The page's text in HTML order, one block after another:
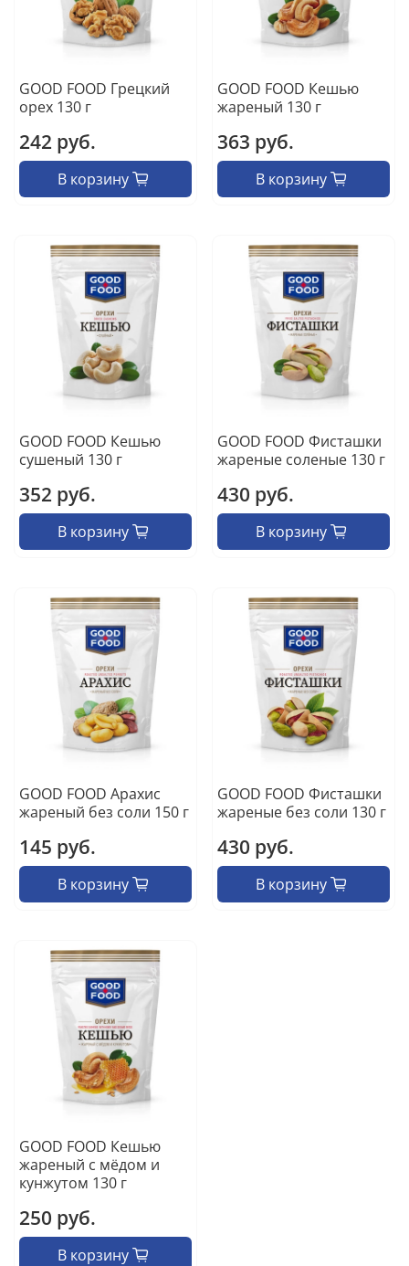
GOOD FOOD Грецкий
орех 130 г
242 руб.
В корзину
GOOD FOOD Кешью
жареный 130 г
363 руб.
В корзину
GOOD FOOD Кешью
сушеный 130 г
352 руб.
В корзину
GOOD FOOD Фисташки
жареные соленые 130 г
430 руб.
В корзину
GOOD FOOD Арахис
жареный без соли 150 г
145 руб.
В корзину
GOOD FOOD Фисташки
жареные без соли 130 г
430 руб.
В корзину
GOOD FOOD Кешью
жареный с мёдом и
кунжутом 130 г
250 руб.
В корзину